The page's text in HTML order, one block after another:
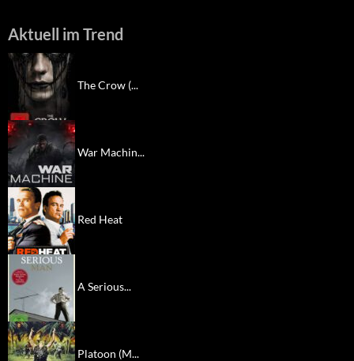
Aktuell im Trend
The Crow (...
War Machin...
Red Heat
A Serious...
Platoon (M...